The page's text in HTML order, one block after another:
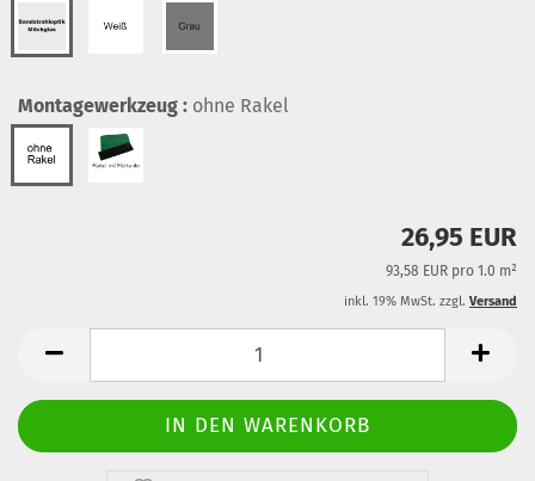
Montagewerkzeug : ohne Rakel
26,95 EUR
93,58 EUR pro 1.0 m²
inkl. 19% MwSt. zzgl. Versand